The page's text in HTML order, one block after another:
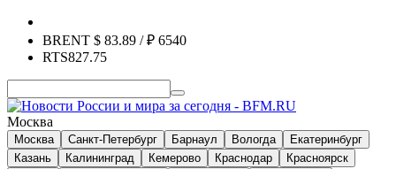
BRENT $ 83.89 / ₽ 6540
RTS827.75
Москва
Москва Санкт-Петербург Барнаул Вологда
Екатеринбург
Казань
Калининград Кемерово Краснодар
Красноярск